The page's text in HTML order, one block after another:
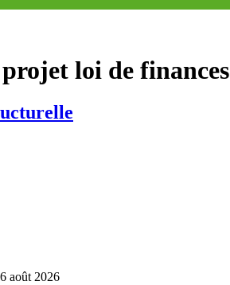
loi de finances
6 août 2026